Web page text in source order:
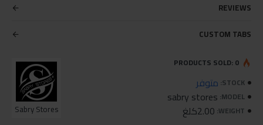
REVIEWS
CUSTOM TABS
STOCK: متوفر
MODEL:
sabry stores
WEIGHT: 2.00كلغ Sabry Stores
PRODUCTS SOLD: 0